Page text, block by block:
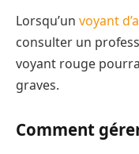
Lorsqu’un voyant
consulter un
voyant rouge
graves.
Comment